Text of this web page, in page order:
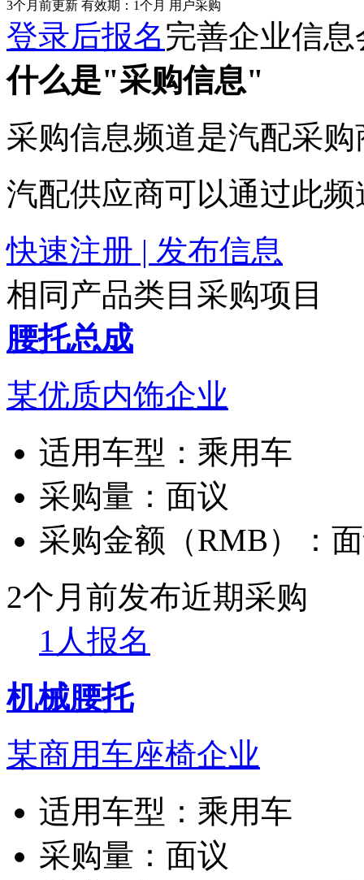
3个月前更新 有效期：1个月 用户采购
登录后报名完善企业信
什么是"采购信息"
采购信息频道是汽配采
汽配供应商可以通过此
快速注册 | 发布信息
相同产品类目采购项目
腰托总成
某优质内饰企业
适用车型： 乘用车
采购量： 面议
采购金额（RMB）：
2个月前发布近期采购
1人报名
机械腰托
某商用车座椅企业
适用车型： 乘用车
采购量： 面议